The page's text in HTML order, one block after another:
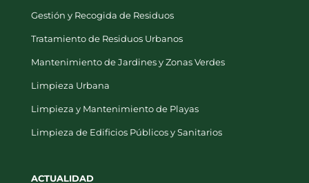
Gestión y Recogida de Residuos
Tratamiento de Residuos Urbanos
Mantenimiento de Jardines y Zonas Verdes
Limpieza Urbana
Limpieza y Mantenimiento de Playas
Limpieza de Edificios Públicos y Sanitarios
ACTUALIDAD